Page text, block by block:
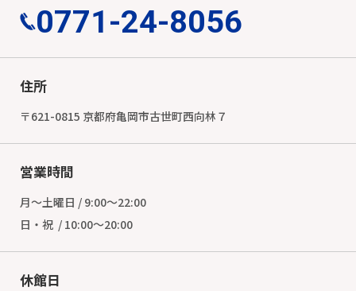
0771-24-8056
住所
〒621-0815 京都府亀岡市古世町西向林７
営業時間
月～土曜日 / 9:00～22:00
日・祝 / 10:00～20:00
休館日